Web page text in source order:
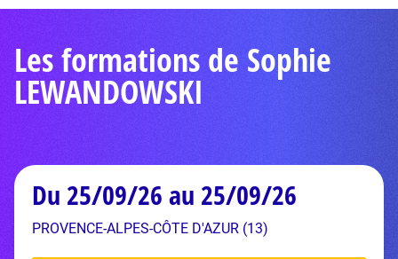
Les formations de Sophie
LEWANDOWSKI
Du 25/09/26 au 25/09/26
PROVENCE-ALPES-CÔTE D'AZUR (13)